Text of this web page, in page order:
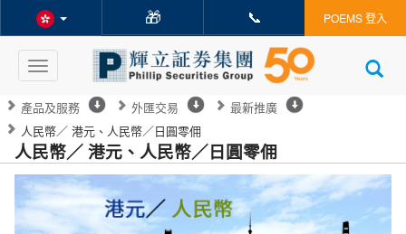
🎁 📞 POEMS 登入
Toggle
navigation
產品及服務 外匯交易
最新推廣
人民幣／ 港元、人民幣／日圓零佣
人民幣／ 港元、人民幣／日圓零佣